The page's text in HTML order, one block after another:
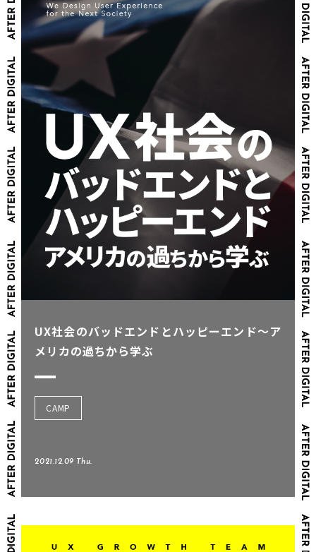
UX社会のバッドエンドとハッピーエンド～ア
メリカの過ちから学ぶ
CAMP
2021.12.09 Thu.